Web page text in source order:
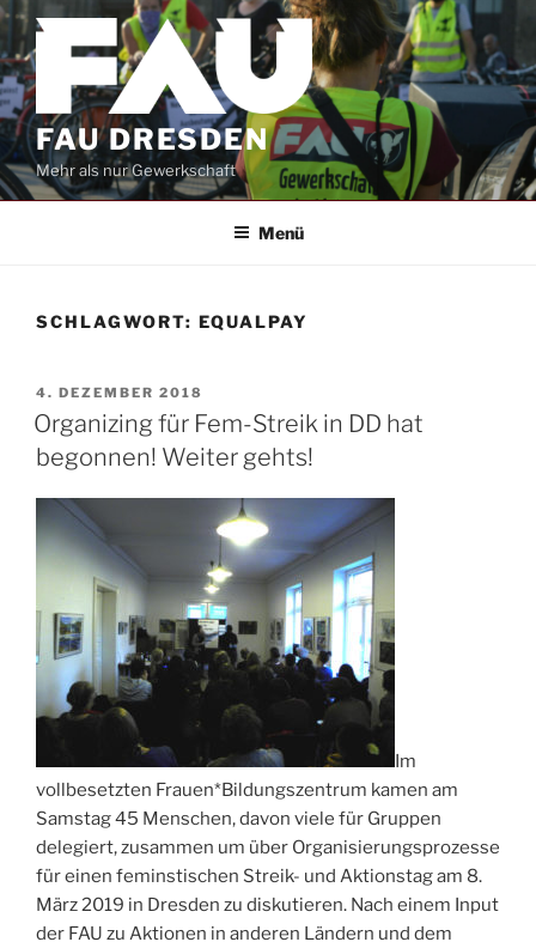
Zum
Inhalt
springen
FAU DRESDEN
Mehr als nur Gewerkschaft
Menü
SCHLAGWORT: EQUALPAY
VERÖFFENTLICHT
AM
4. DEZEMBER 2018
Organizing für Fem-Streik in DD hat
begonnen! Weiter gehts!
Im
vollbesetzten Frauen*Bildungszentrum kamen am
Samstag 45 Menschen, davon viele für Gruppen
delegiert, zusammen um über Organisierungsprozesse
für einen feminstischen Streik- und Aktionstag am 8.
März 2019 in Dresden zu diskutieren. Nach einem Input
der FAU zu Aktionen in anderen Ländern und dem